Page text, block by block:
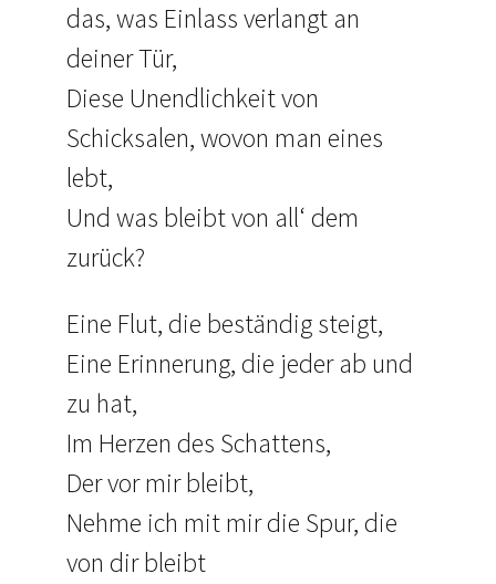
das, was Einlass verlangt an
deiner Tür,
Diese Unendlichkeit von
Schicksalen, wovon man eines
lebt,
Und was bleibt von all‘ dem
zurück?
Eine Flut, die beständig steigt,
Eine Erinnerung, die jeder ab und
zu hat,
Im Herzen des Schattens,
Der vor mir bleibt,
Nehme ich mit mir die Spur, die
von dir bleibt